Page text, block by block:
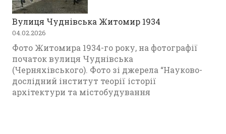
Вулиця Чуднівська Житомир 1934
04.02.2026
Фото Житомира 1934-го року, на фотографії
початок вулиця Чуднівська
(Черняхівського). Фото зі джерела “Науково-
дослідний інститут теорії історії
архітектури та містобудування